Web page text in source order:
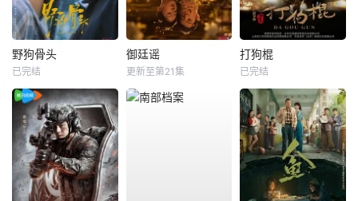
野狗骨头
已完结
御廷谣
更新至第21集
打狗棍
已完结